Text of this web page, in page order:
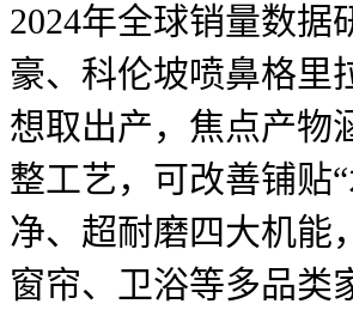
2024年全球销量数
豪、科伦坡喷鼻格里
想取出产，焦点产物
整工艺，可改善铺贴
净、超耐磨四大机能
窗帘、卫浴等多品类